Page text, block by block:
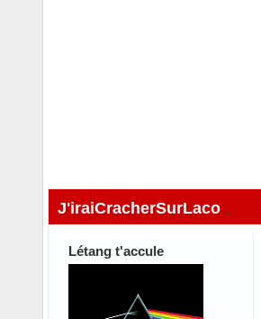
J'iraiCracherSurLacombe
Létang t'accule